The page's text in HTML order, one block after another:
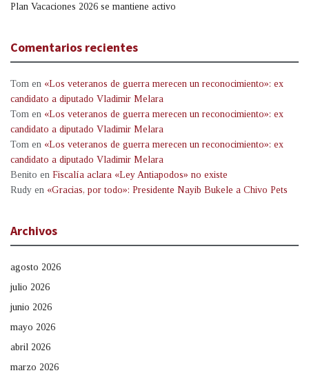
Plan Vacaciones 2026 se mantiene activo
Comentarios recientes
Tom en «Los veteranos de guerra merecen un reconocimiento»: ex
candidato a diputado Vladimir Melara
Tom en «Los veteranos de guerra merecen un reconocimiento»: ex
candidato a diputado Vladimir Melara
Tom en «Los veteranos de guerra merecen un reconocimiento»: ex
candidato a diputado Vladimir Melara
Benito en Fiscalía aclara «Ley Antiapodos» no existe
Rudy en «Gracias, por todo»: Presidente Nayib Bukele a Chivo Pets
Archivos
agosto 2026
julio 2026
junio 2026
mayo 2026
abril 2026
marzo 2026